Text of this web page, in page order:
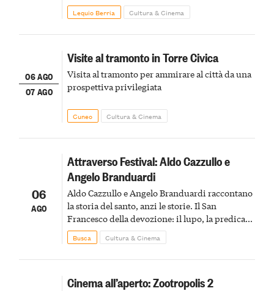
Lequio Berria Cultura & Cinema
06 AGO
07 AGO
Visite al tramonto in Torre Civica
Visita al tramonto per ammirare al città da una
prospettiva privilegiata
Cuneo Cultura & Cinema
06
AGO
Attraverso Festival: Aldo Cazzullo e
Angelo Branduardi
Aldo Cazzullo e Angelo Branduardi raccontano
la storia del santo, anzi le storie. Il San
Francesco della devozione: il lupo, la predica
agli uccelli, le stimmate
Busca Cultura & Cinema
Cinema all’aperto: Zootropolis 2